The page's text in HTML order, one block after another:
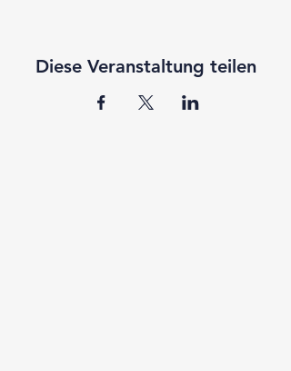
Diese Veranstaltung teilen